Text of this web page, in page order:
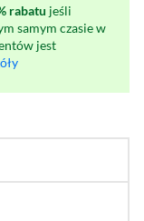
rabatu jeśli
samym czasie w
jest